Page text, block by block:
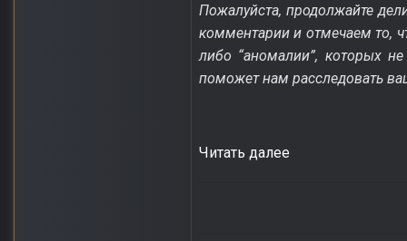
Пожалуйста, продолжайте
комментарии и отмечаем то,
либо “аномалии”, которых
поможет нам расследовать
Читать далее